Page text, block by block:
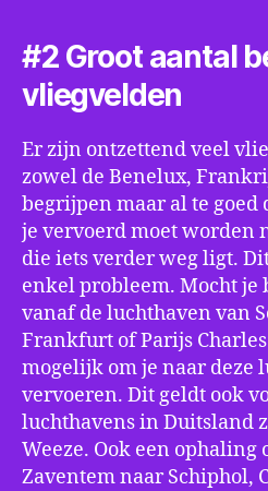
#2 Groot aantal
vliegvelden
Er zijn ontzettend veel
zowel de Benelux,
begrijpen maar al te goed
je vervoerd moet worden
die iets verder weg ligt.
enkel probleem. Mocht
vanaf de luchthaven van
Frankfurt of Parijs
mogelijk om je naar deze
vervoeren. Dit geldt ook
luchthavens in Duitsland
Weeze. Ook een ophaling
Zaventem naar Schiphol,